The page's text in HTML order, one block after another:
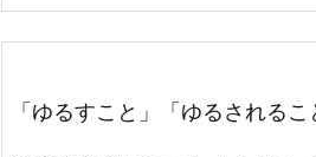
「ゆるすこと」「ゆるされるこ